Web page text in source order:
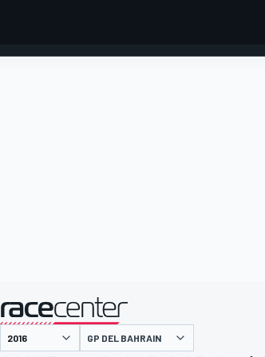
presentato da
GP DEL BAHRAIN